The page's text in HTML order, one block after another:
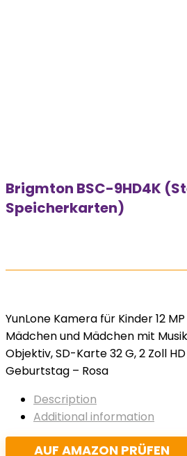
Brigmton BSC-9HD4K
Speicherkarten)
YunLone Kamera für Kinder 12
Mädchen und Mädchen mit
Objektiv, SD-Karte 32 G, 2 Zoll
Geburtstag – Rosa
Description
Additional information
AUF AMAZON PRÜFEN